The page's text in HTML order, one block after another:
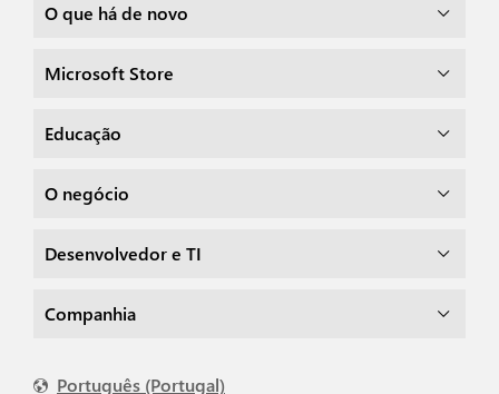
O que há de novo
Microsoft Store
Educação
O negócio
Desenvolvedor e TI
Companhia
Português (Portugal)